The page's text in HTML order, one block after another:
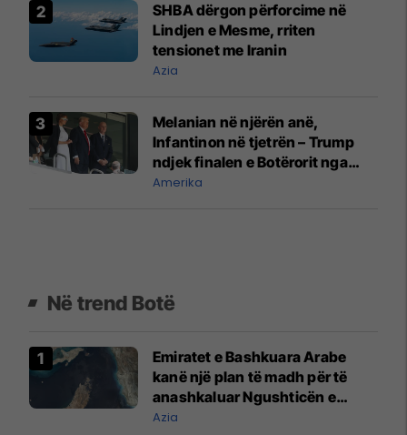
SHBA dërgon përforcime në
Lindjen e Mesme, rriten
tensionet me Iranin
Azia
Melanian në njërën anë,
Infantinon në tjetrën – Trump
ndjek finalen e Botërorit nga
tribuna VIP
Amerika
Në trend Botë
Emiratet e Bashkuara Arabe
kanë një plan të madh për të
anashkaluar Ngushticën e
Hormuzit
Azia